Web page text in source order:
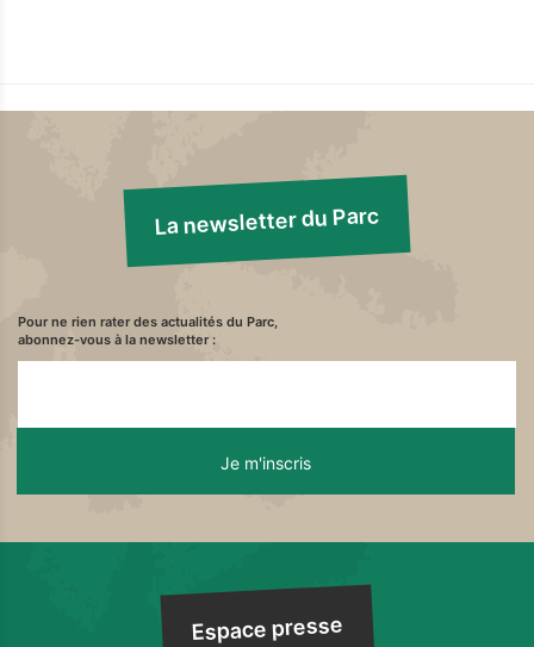
La newsletter du Parc
Pour ne rien rater des actualités du Parc,
abonnez-vous à la newsletter :
Espace presse